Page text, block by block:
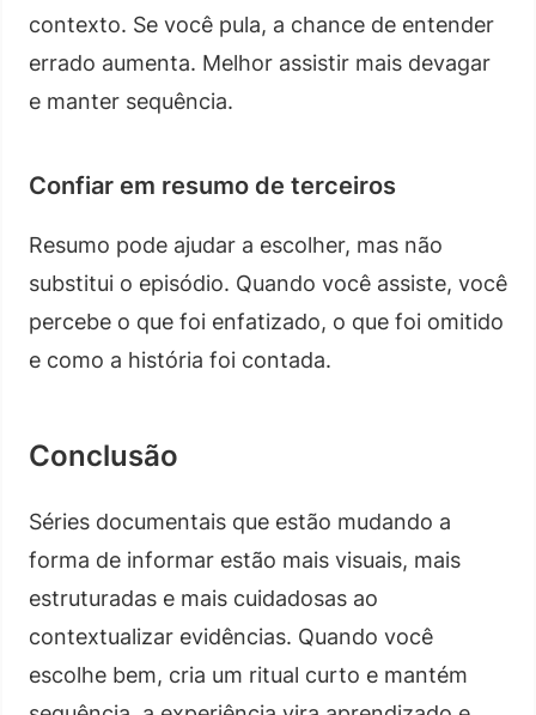
contexto. Se você pula, a chance de entender
errado aumenta. Melhor assistir mais devagar
e manter sequência.
Confiar em resumo de terceiros
Resumo pode ajudar a escolher, mas não
substitui o episódio. Quando você assiste, você
percebe o que foi enfatizado, o que foi omitido
e como a história foi contada.
Conclusão
Séries documentais que estão mudando a
forma de informar estão mais visuais, mais
estruturadas e mais cuidadosas ao
contextualizar evidências. Quando você
escolhe bem, cria um ritual curto e mantém